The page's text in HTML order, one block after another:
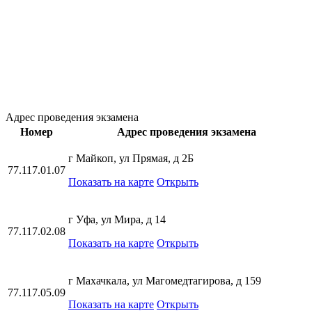
Адрес проведения экзамена
Номер
Адрес проведения экзамена
77.117.01.07
г Майкоп, ул Прямая, д 2Б
Показать на карте Открыть
77.117.02.08
г Уфа, ул Мира, д 14
Показать на карте Открыть
77.117.05.09
г Махачкала, ул Магомедтагирова, д 159
Показать на карте Открыть